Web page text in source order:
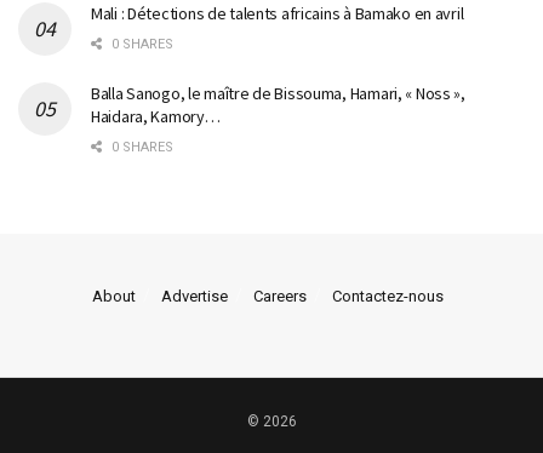
Mali : Détections de talents africains à Bamako en avril
0 SHARES
Balla Sanogo, le maître de Bissouma, Hamari, « Noss »,
Haidara, Kamory…
0 SHARES
About Advertise Careers Contactez-nous
© 2026